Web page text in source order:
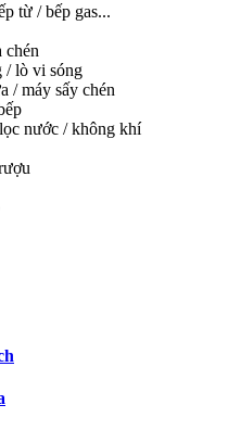
từ / bếp gas...
chén
/ lò vi sóng
/ máy sấy chén
nước / không khí